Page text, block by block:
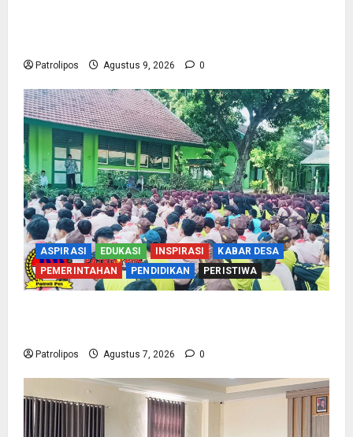
Patrolipos Agustus 9, 2026 0
ASPIRASI EDUKASI INSPIRASI
KABAR DESA
PEMERINTAHAN
PENDIDIKAN PERISTIWA
Patrolipos Agustus 7, 2026 0